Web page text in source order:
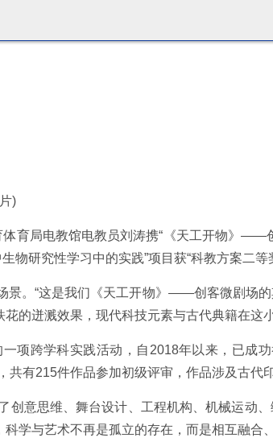
)
育局电教馆电教员刘涛携“《天工开物》——
物研究性学习中的实践”项目获“科教方案二等
。“这是我们《天工开物》——创客微剧场
的迸溅效果，现代科技元素与古代典籍在这
项跨学科实践活动，自2018年以来，已成
有215件作品参加初级评审，作品涉及古代
意思维、舞台设计、工程机构、机械运动
学与艺术不再是孤立的存在，而是相互融合